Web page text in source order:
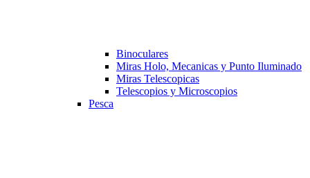
Binoculares
Miras Holo, Mecanicas y Punto Iluminado
Miras Telescopicas
Telescopios y Microscopios
Pesca